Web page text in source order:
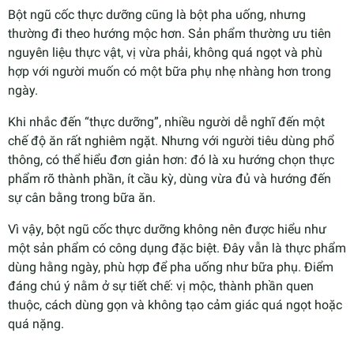
Bột ngũ cốc thực dưỡng cũng là bột pha uống, nhưng
thường đi theo hướng mộc hơn. Sản phẩm thường ưu tiên
nguyên liệu thực vật, vị vừa phải, không quá ngọt và phù
hợp với người muốn có một bữa phụ nhẹ nhàng hơn trong
ngày.
Khi nhắc đến “thực dưỡng”, nhiều người dễ nghĩ đến một
chế độ ăn rất nghiêm ngặt. Nhưng với người tiêu dùng phổ
thông, có thể hiểu đơn giản hơn: đó là xu hướng chọn thực
phẩm rõ thành phần, ít cầu kỳ, dùng vừa đủ và hướng đến
sự cân bằng trong bữa ăn.
Vì vậy, bột ngũ cốc thực dưỡng không nên được hiểu như
một sản phẩm có công dụng đặc biệt. Đây vẫn là thực phẩm
dùng hằng ngày, phù hợp để pha uống như bữa phụ. Điểm
đáng chú ý nằm ở sự tiết chế: vị mộc, thành phần quen
thuộc, cách dùng gọn và không tạo cảm giác quá ngọt hoặc
quá nặng.